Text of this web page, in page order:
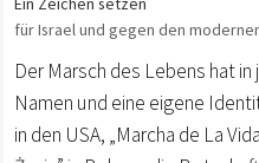
für Israel und gegen den
Der Marsch des Lebens hat
Namen und eine eigene
in den USA, „Marcha de La